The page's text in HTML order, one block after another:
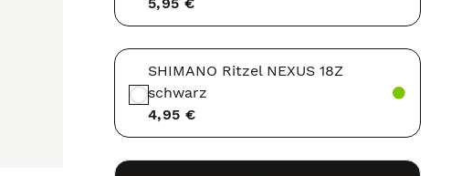
SHIMANO Ritzel NEXUS 18Z
schwarz
4,95 €